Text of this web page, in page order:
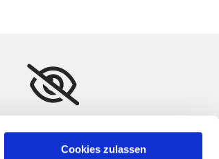
Cookies zulassen
Bitte akzeptieren Sie
Marketing-Cookies, um
diese Karte anzuzeigen.